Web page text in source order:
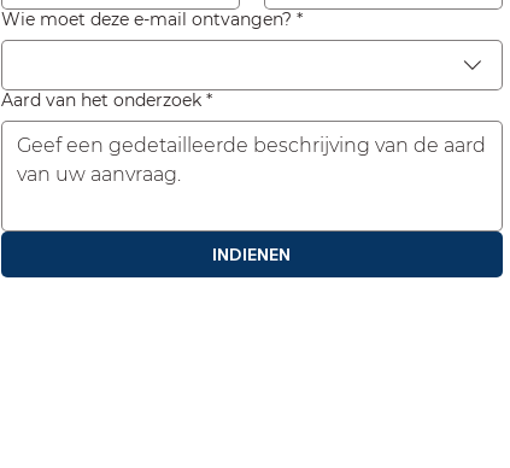
Wie moet deze e-mail ontvangen? *
Aard van het onderzoek *
INDIENEN